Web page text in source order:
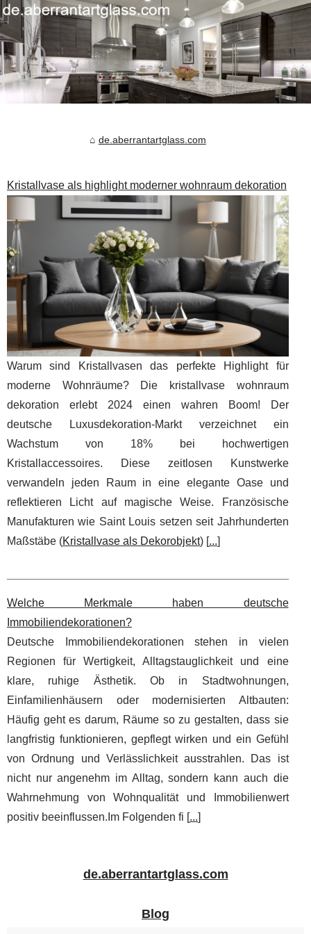
de.aberrantartglass.com
Kristallvase als highlight moderner wohnraum dekoration
Warum sind Kristallvasen das perfekte Highlight für
moderne Wohnräume? Die kristallvase wohnraum
dekoration erlebt 2024 einen wahren Boom! Der
deutsche Luxusdekoration-Markt verzeichnet ein
Wachstum von 18% bei hochwertigen
Kristallaccessoires. Diese zeitlosen Kunstwerke
verwandeln jeden Raum in eine elegante Oase und
reflektieren Licht auf magische Weise. Französische
Manufakturen wie Saint Louis setzen seit Jahrhunderten
Maßstäbe (Kristallvase als Dekorobjekt) [...]
Welche Merkmale haben deutsche
Immobiliendekorationen?
Deutsche Immobiliendekorationen stehen in vielen
Regionen für Wertigkeit, Alltagstauglichkeit und eine
klare, ruhige Ästhetik. Ob in Stadtwohnungen,
Einfamilienhäusern oder modernisierten Altbauten:
Häufig geht es darum, Räume so zu gestalten, dass sie
langfristig funktionieren, gepflegt wirken und ein Gefühl
von Ordnung und Verlässlichkeit ausstrahlen. Das ist
nicht nur angenehm im Alltag, sondern kann auch die
Wahrnehmung von Wohnqualität und Immobilienwert
positiv beeinflussen.Im Folgenden fi [...]
de.aberrantartglass.com
Blog